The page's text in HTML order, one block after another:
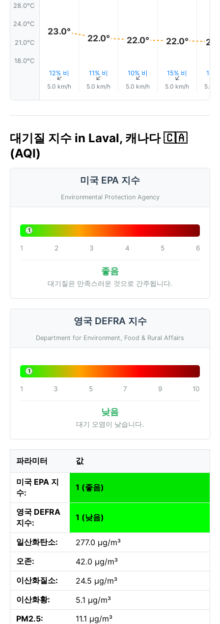
28.0°C
24.0°C
21.0°C
18.0°C
23.0°
12% 비
↑
5.0 km/h
22.0°
11% 비
↑
5.0 km/h
22.0°
10% 비
↑
5.0 km/h
22.0°
15% 비
↑
5.0 km/h
14%
5.0
대기질 지수 in Laval, 캐나다 🇨🇦
(AQI)
미국 EPA 지수
Environmental Protection Agency
1
1 2 3 4 5 6
좋음
대기질은 만족스러운 것으로 간주됩니다.
영국 DEFRA 지수
Department for Environment, Food & Rural Affairs
1
1 3 5 7 9 10
낮음
대기 오염이 낮습니다.
파라미터 값
미국 EPA 지
수:
1 (좋음)
영국 DEFRA
지수:
1 (낮음)
일산화탄소:
277.0 µg/m³
오존:
42.0 µg/m³
이산화질소:
24.5 µg/m³
이산화황:
5.1 µg/m³
PM2.5:
11.1 µg/m³